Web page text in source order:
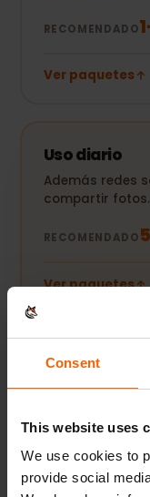
Consent
This website uses
We use cookies to
provide social
RECOMENDADO
Ver paquetes
Uso diario
Además redes
compartir fotos.
RECOMENDADO
Ver paquetes
Streaming y
Vídeos,
Ver paquetes